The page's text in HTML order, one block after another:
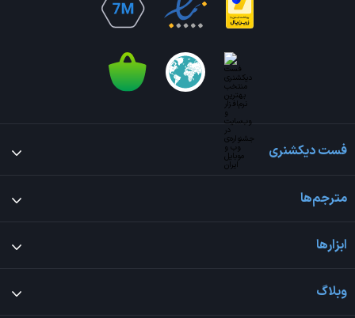
فست دیکشنری
مترجم‌ها
ابزارها
وبلاگ